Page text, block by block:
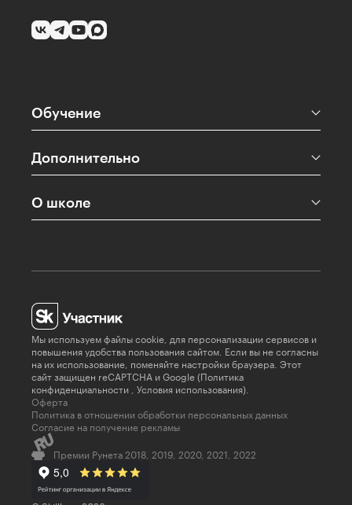
Обучение
Дополнительно
О школе
Мы используем файлы cookie, для персонализации сервисов и
повышения удобства пользования сайтом. Если вы не согласны
на их использование, поменяйте настройки браузера. Этот
сайт защищен reCAPTCHA и Google (Политика
конфиденциальности Условия использования).
Оферта
Политика в отношении обработки персональных данных
Согласие на получение рекламы
Премии Рунета 2018, 2019, 2020, 2021, 2022